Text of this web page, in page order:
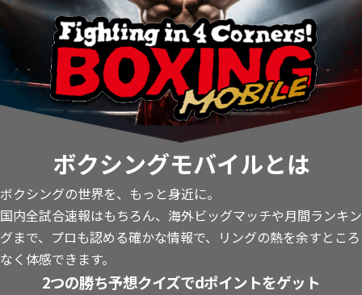
ボクシングモバイルとは
ボクシングの世界を、もっと身近に。
国内全試合速報はもちろん、海外ビッグマッチや月間ランキン
グまで、プロも認める確かな情報で、リングの熱を余すところ
なく体感できます。
2つの勝ち予想クイズでdポイントをゲット